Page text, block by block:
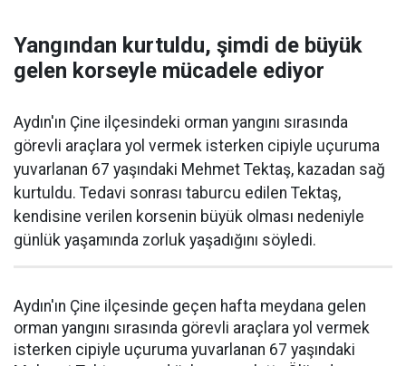
Yangından kurtuldu, şimdi de büyük
gelen korseyle mücadele ediyor
Aydın'ın Çine ilçesindeki orman yangını sırasında
görevli araçlara yol vermek isterken cipiyle uçuruma
yuvarlanan 67 yaşındaki Mehmet Tektaş, kazadan sağ
kurtuldu. Tedavi sonrası taburcu edilen Tektaş,
kendisine verilen korsenin büyük olması nedeniyle
günlük yaşamında zorluk yaşadığını söyledi.
Aydın'ın Çine ilçesinde geçen hafta meydana gelen
orman yangını sırasında görevli araçlara yol vermek
isterken cipiyle uçuruma yuvarlanan 67 yaşındaki